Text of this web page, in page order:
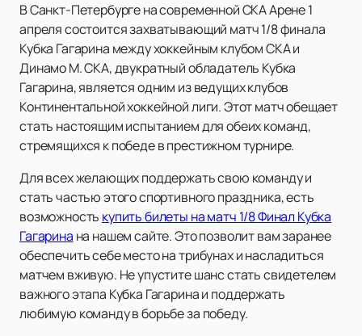
В Санкт-Петербурге на современной СКА Арене 1
апреля состоится захватывающий матч 1/8 финала
Кубка Гагарина между хоккейным клубом СКА и
Динамо М. СКА, двукратный обладатель Кубка
Гагарина, является одним из ведущих клубов
Континентальной хоккейной лиги. Этот матч обещает
стать настоящим испытанием для обеих команд,
стремящихся к победе в престижном турнире.
Для всех желающих поддержать свою команду и
стать частью этого спортивного праздника, есть
возможность купить билеты на матч 1/8 Финал Кубка
Гагарина на нашем сайте. Это позволит вам заранее
обеспечить себе место на трибунах и насладиться
матчем вживую. Не упустите шанс стать свидетелем
важного этапа Кубка Гагарина и поддержать
любимую команду в борьбе за победу.